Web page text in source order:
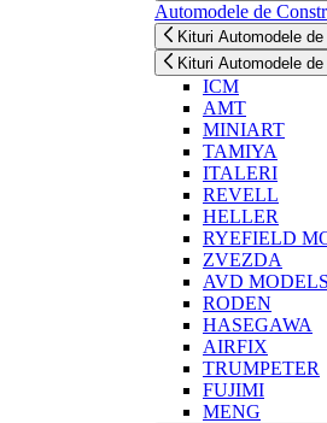
Automodele de
Kituri Automodele
Kituri Automodele
ICM
AMT
MINIART
TAMIYA
ITALERI
REVELL
HELLER
RYEFIELD
ZVEZDA
AVD MODELS
RODEN
HASEGAWA
AIRFIX
TRUMPETER
FUJIMI
MENG